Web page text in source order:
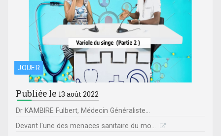
JOUER
Publiée le 13 août 2022
Dr KAMBIRE Fulbert, Médecin Généraliste...
Devant l'une des menaces sanitaire du mo...